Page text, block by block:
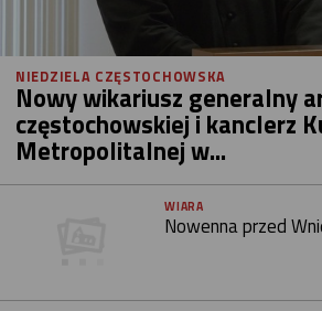
NIEDZIELA CZĘSTOCHOWSKA
Nowy wikariusz generalny
częstochowskiej i kanclerz
Metropolitalnej w...
WIARA
Nowenna przed